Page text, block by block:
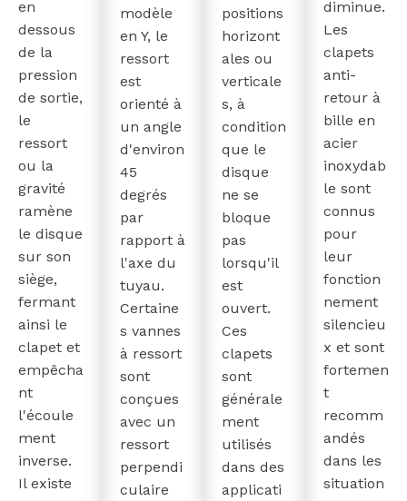
en
dessous
de la
pression
de sortie,
le
ressort
ou la
gravité
ramène
le disque
sur son
siège,
fermant
ainsi le
clapet et
empêcha
nt
l'écoule
ment
inverse.
Il existe
modèle
en Y, le
ressort
est
orienté à
un angle
d'environ
45
degrés
par
rapport à
l'axe du
tuyau.
Certaine
s vannes
à ressort
sont
conçues
avec un
ressort
perpendi
culaire
positions
horizont
ales ou
verticale
s, à
condition
que le
disque
ne se
bloque
pas
lorsqu'il
est
ouvert.
Ces
clapets
sont
générale
ment
utilisés
dans des
applicati
diminue.
Les
clapets
anti-
retour à
bille en
acier
inoxydab
le sont
connus
pour
leur
fonction
nement
silencieu
x et sont
fortemen
t
recomm
andés
dans les
situation